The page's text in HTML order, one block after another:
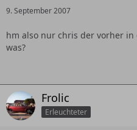
9. September 2007
hm also nur chris der vorher
was?
Frolic
Erleuchteter